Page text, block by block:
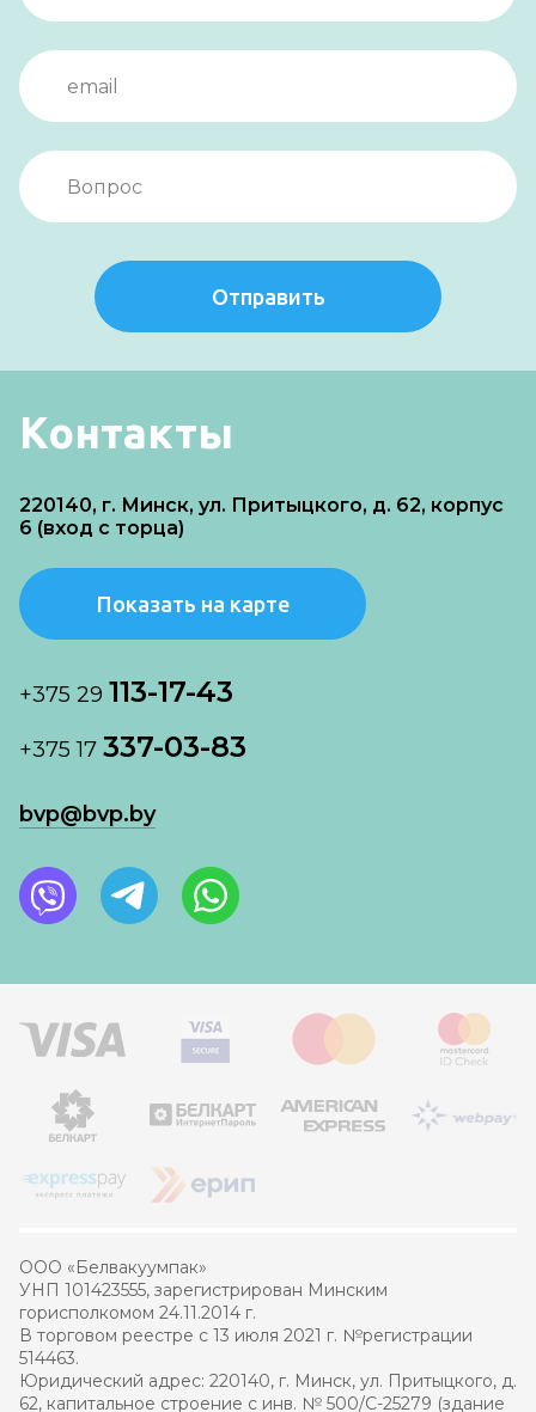
Отправить
Контакты
220140, г. Минск, ул. Притыцкого, д. 62, корпус
6 (вход с торца)
Показать на карте
+375 29 113-17-43
+375 17 337-03-83
bvp@bvp.by
ООО «Белвакуумпак»
УНП 101423555, зарегистрирован Минским
горисполкомом 24.11.2014 г.
В торговом реестре с 13 июля 2021 г. №регистрации
514463.
Юридический адрес: 220140, г. Минск, ул. Притыцкого, д.
62, капитальное строение с инв. № 500/С-25279 (здание